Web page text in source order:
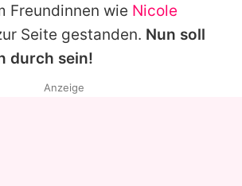
Freundinnen wie Nicole
Seite gestanden. Nun soll
durch sein!
Anzeige